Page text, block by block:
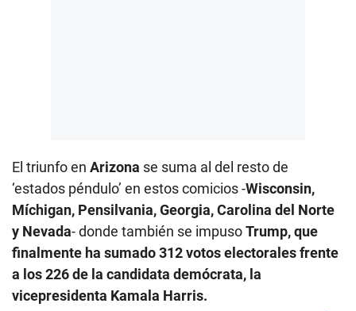
El triunfo en Arizona se suma al del resto de
‘estados péndulo’ en estos comicios -Wisconsin,
Míchigan, Pensilvania, Georgia, Carolina del Norte
y Nevada- donde también se impusoTrump, que
finalmente ha sumado 312 votos electorales frente
a los 226 de la candidata demócrata, la
vicepresidenta Kamala Harris.